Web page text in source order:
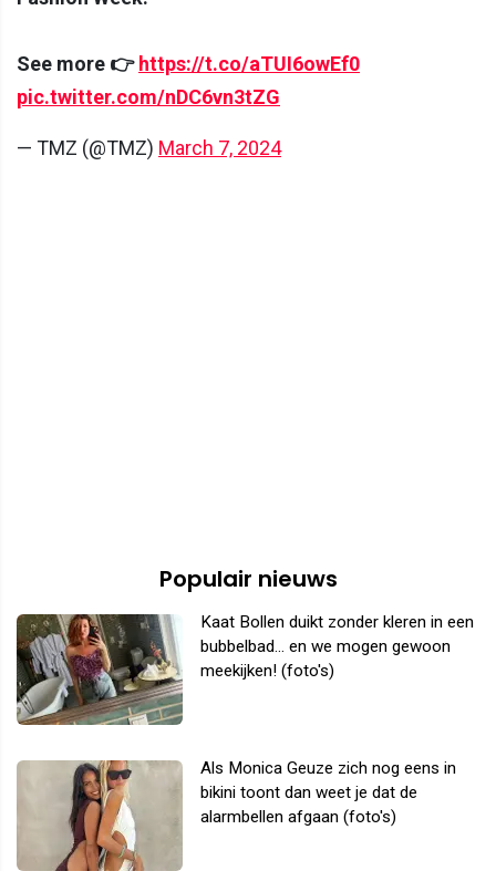
See more 👉 https://t.co/aTUI6owEf0
pic.twitter.com/nDC6vn3tZG
— TMZ (@TMZ) March 7, 2024
Populair nieuws
Kaat Bollen duikt zonder kleren in een
bubbelbad... en we mogen gewoon
meekijken! (foto's)
Als Monica Geuze zich nog eens in
bikini toont dan weet je dat de
alarmbellen afgaan (foto's)